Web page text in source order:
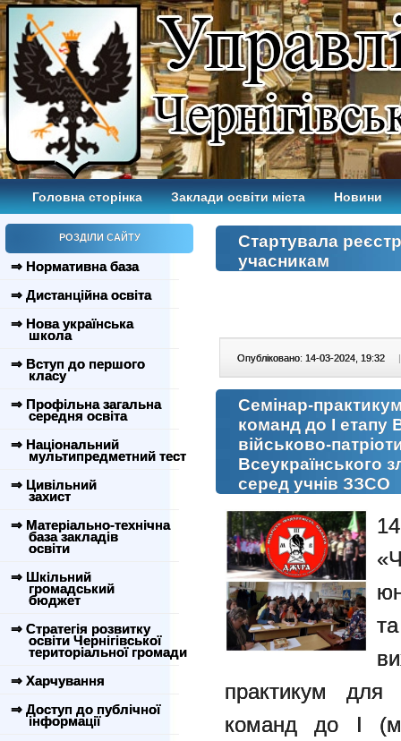
Головна сторінка Заклади освіти міста Новини
РОЗДІЛИ САЙТУ
⇒ Нормативна база
⇒ Дистанційна освіта
⇒ Нова українська
школа
⇒ Вступ до першого
класу
⇒ Профільна загальна
середня освіта
⇒ Національний
мультипредметний тест
⇒ Цивільний
захист
⇒ Матеріально-технічна
база закладів
освіти
⇒ Шкільний
громадський
бюджет
⇒ Стратегія розвитку
освіти Чернігівської
територіальної громади
⇒ Харчування
⇒ Доступ до публічної
інформації
Стартувала
учасникам
Опубліковано: 14-03-2024, 19:32 |
Семінар-
команд до І етапу
військово-
Всеукраїнського
серед учнів ЗЗСО
практикум для
команд до І